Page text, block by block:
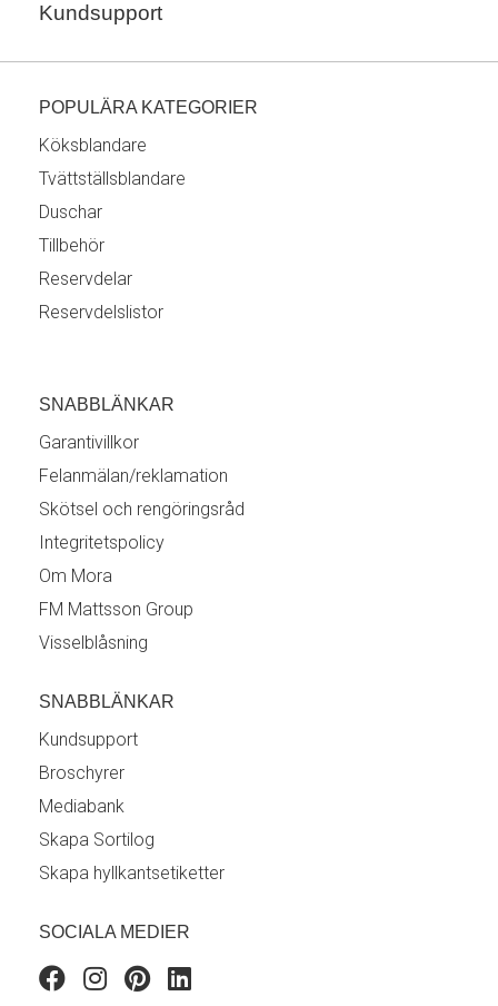
Kundsupport
POPULÄRA KATEGORIER
Köksblandare
Tvättställsblandare
Duschar
Tillbehör
Reservdelar
Reservdelslistor
SNABBLÄNKAR
Garantivillkor
Felanmälan/reklamation
Skötsel och rengöringsråd
Integritetspolicy
Om Mora
FM Mattsson Group
Visselblåsning
SNABBLÄNKAR
Kundsupport
Broschyrer
Mediabank
Skapa Sortilog
Skapa hyllkantsetiketter
SOCIALA MEDIER
FacebookInstagram
Pinterest